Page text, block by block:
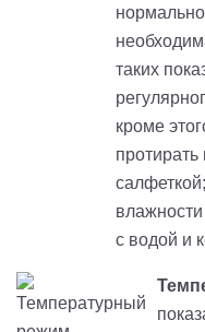
таких
кроме
салфеткой;
с водой и